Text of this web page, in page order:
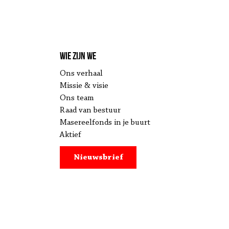
Wie zijn we
Ons verhaal
Missie & visie
Ons team
Raad van bestuur
Masereelfonds in je buurt
Aktief
Nieuwsbrief